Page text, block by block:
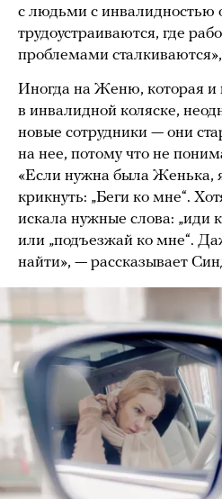
с людьми с инвалидностью
трудоустраиваются, где
проблемами
Иногда на Женю, которая и
в инвалидной коляске,
новые сотрудники — они
на нее, потому что не
«Если нужна была Женька,
крикнуть: „Беги ко мне“.
искала нужные слова: „иди
или „подъезжай ко мне“.
найти», — рассказывает